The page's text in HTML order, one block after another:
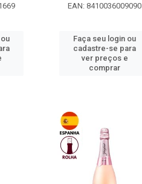
EAN: 8410036009090
Faça seu login ou
cadastre-se para
ver preços e
comprar